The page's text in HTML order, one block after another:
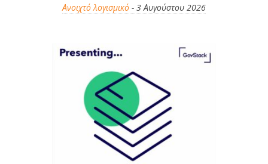
Ανοιχτό λογισμικό - 3 Αυγούστου 2026